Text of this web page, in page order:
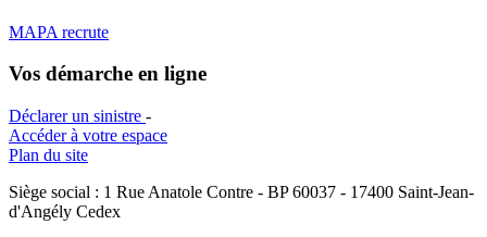
MAPA recrute
Vos démarche en ligne
Déclarer un sinistre -
Accéder à votre espace
Plan du site
Siège social : 1 Rue Anatole Contre - BP 60037 - 17400 Saint-Jean-
d'Angély Cedex